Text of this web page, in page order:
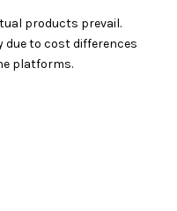
products prevail.
due to cost differences
platforms.